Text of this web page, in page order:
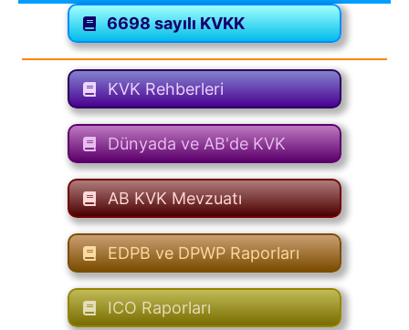
6698 sayılı KVKK
KVK Rehberleri
Dünyada ve AB'de KVK
AB KVK Mevzuatı
EDPB ve DPWP Raporları
ICO Raporları